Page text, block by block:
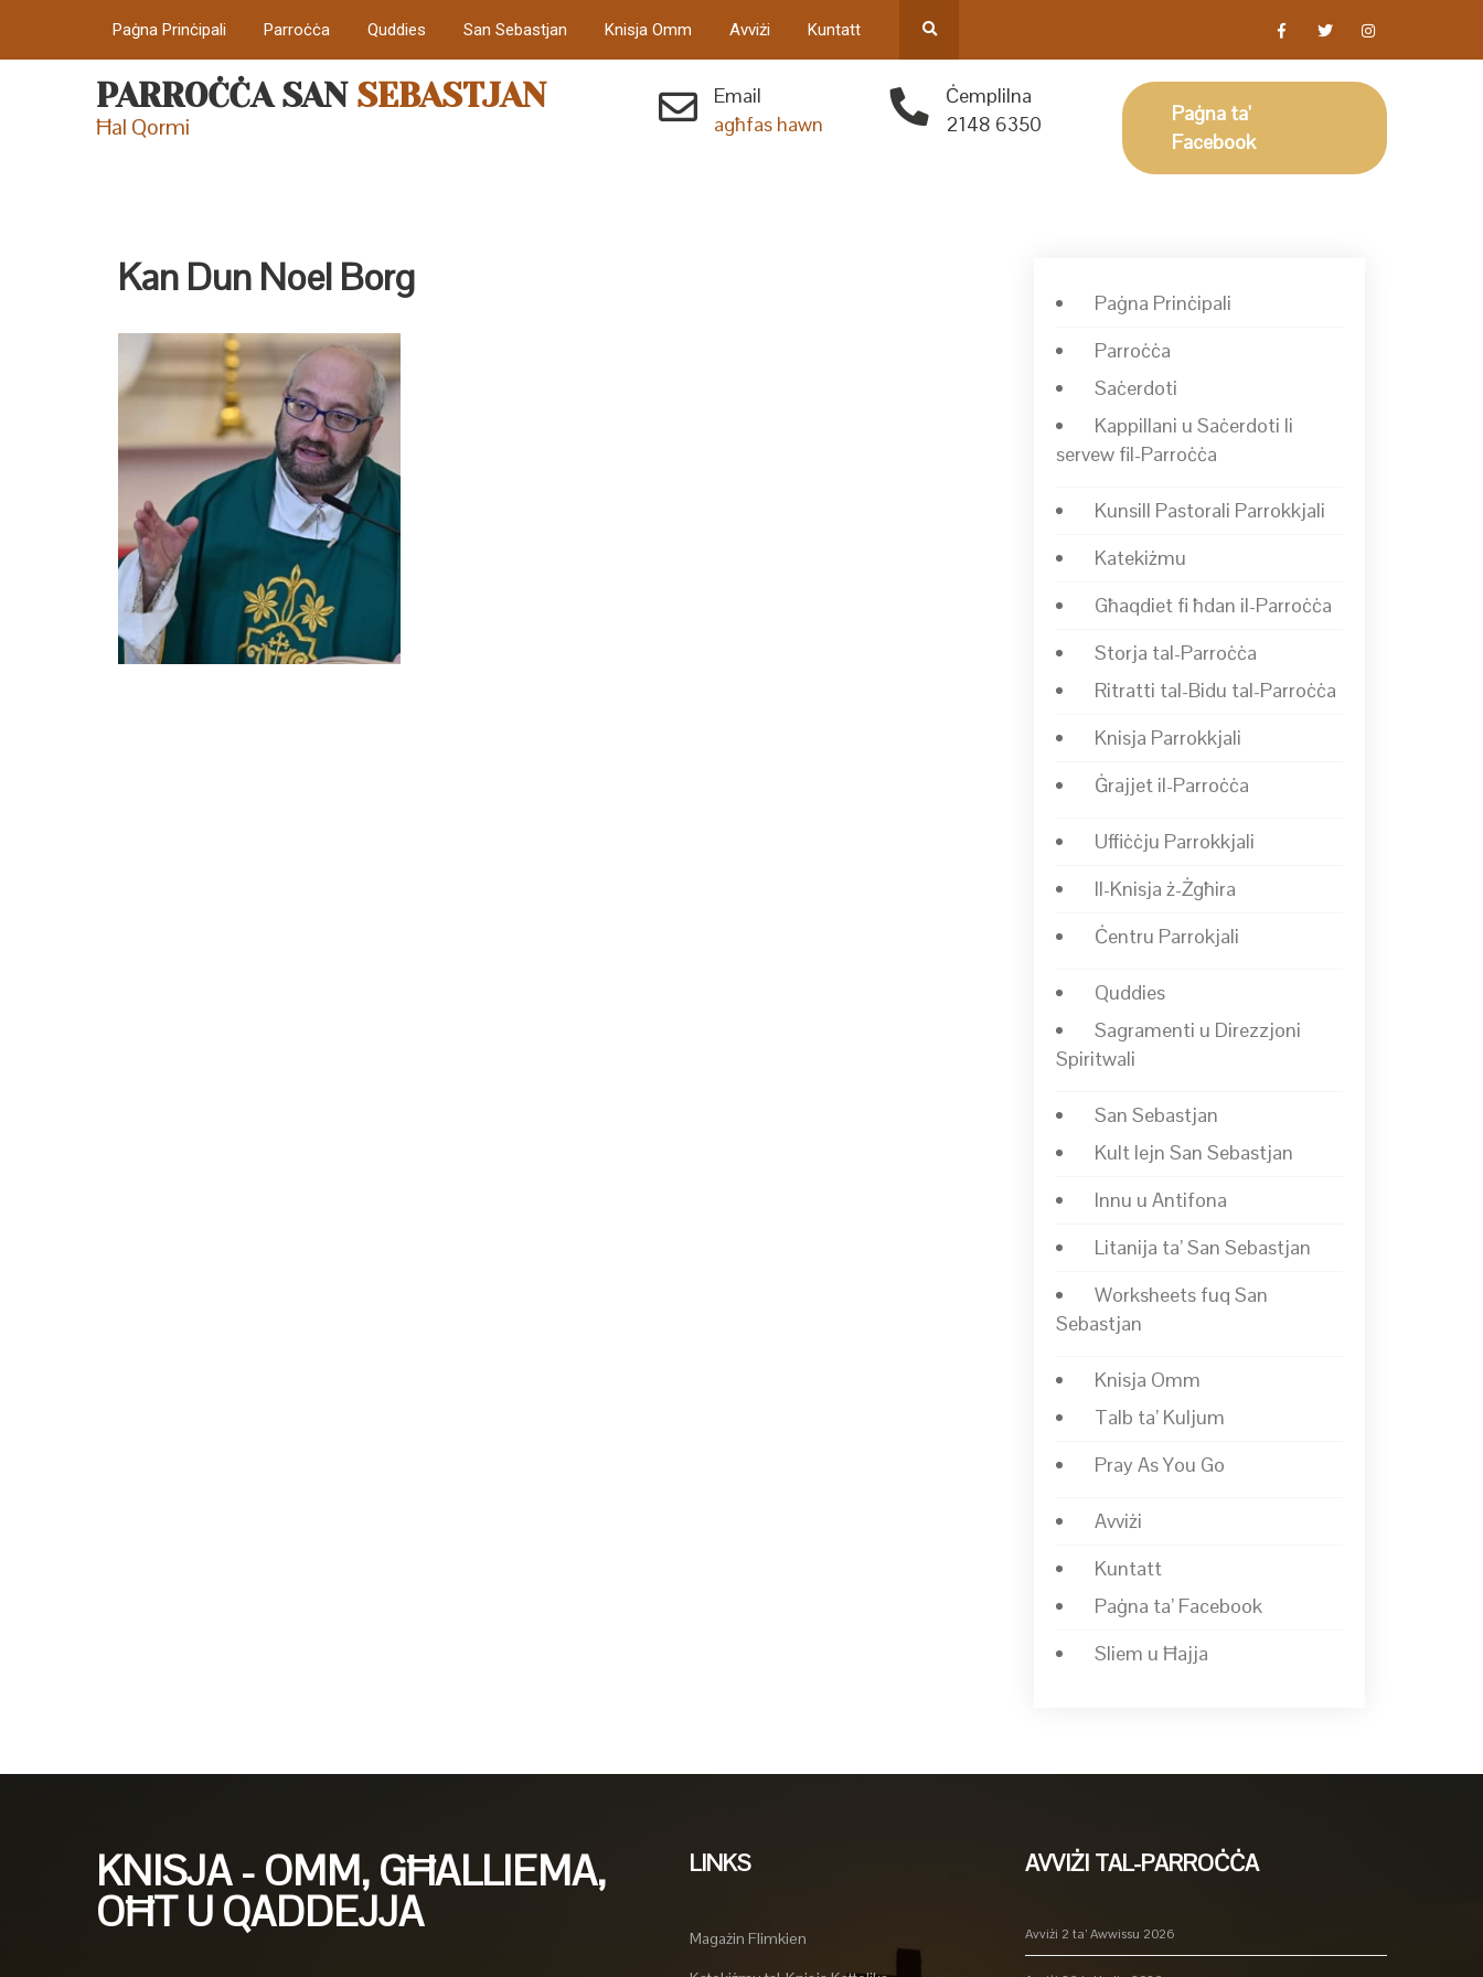
Paġna Prinċipali Parroċċa Quddies San Sebastjan Knisja Omm Avviżi Kuntatt
PARROĊĊA SAN SEBASTJAN
Ħal Qormi
Email
agħfas hawn
Ċemplilna
2148 6350
Paġna ta'
Facebook
Kan Dun Noel Borg
Paġna Prinċipali
Parroċċa
Saċerdoti
Kappillani u Saċerdoti li
servew fil-Parroċċa
Kunsill Pastorali Parrokkjali
Katekiżmu
Għaqdiet fi ħdan il-Parroċċa
Storja tal-Parroċċa
Ritratti tal-Bidu tal-Parroċċa
Knisja Parrokkjali
Ġrajjet il-Parroċċa
Uffiċċju Parrokkjali
Il-Knisja ż-Żgħira
Ċentru Parrokjali
Quddies
Sagramenti u Direzzjoni
Spiritwali
San Sebastjan
Kult lejn San Sebastjan
Innu u Antifona
Litanija ta’ San Sebastjan
Worksheets fuq San
Sebastjan
Knisja Omm
Talb ta’ Kuljum
Pray As You Go
Avviżi
Kuntatt
Paġna ta’ Facebook
Sliem u Ħajja
KNISJA - OMM, GĦALLIEMA,
OĦT U QADDEJJA
LINKS
Magażin Flimkien
AVVIŻI TAL-PARROĊĊA
Avviżi 2 ta’ Awwissu 2026